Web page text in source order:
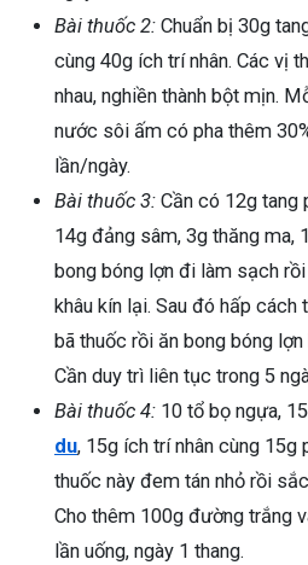
Bài thuốc 2: Chuẩn bị 30g
cùng 40g ích trí nhân. Các vị
nhau, nghiền thành bột mịn.
nước sôi ấm có pha thêm
lần/ngày.
Bài thuốc 3: Cần có 12g tang
14g đảng sâm, 3g thăng ma,
bong bóng lợn đi làm sạch
khâu kín lại. Sau đó hấp cách
bã thuốc rồi ăn bong bóng
Cần duy trì liên tục trong 5
Bài thuốc 4: 10 tổ bọ ngựa,
du, 15g ích trí nhân cùng 15g
thuốc này đem tán nhỏ rồi
Cho thêm 100g đường trắng
lần uống, ngày 1 thang.